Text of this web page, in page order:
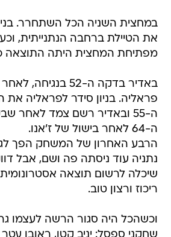
במחצית השניה הכל השתחרר.
מפתיחת המחצית היתה התוצאה כבר 1:4
באדיר בדקה ה-52
פראליה. בניון סידר לפראליה את
ה-55 ובאדיר רשם צמד לאחר
ה-64 לאחר בישול של ז'אנו.
הרבע האחרון של המשחק הפך
נתניה עוד ניסתה פה ושם, אבל
שיכלה לרשום תוצאה
ריכוז ורצון טוב.
וכשהכל היה סגור הרשה לעצמו